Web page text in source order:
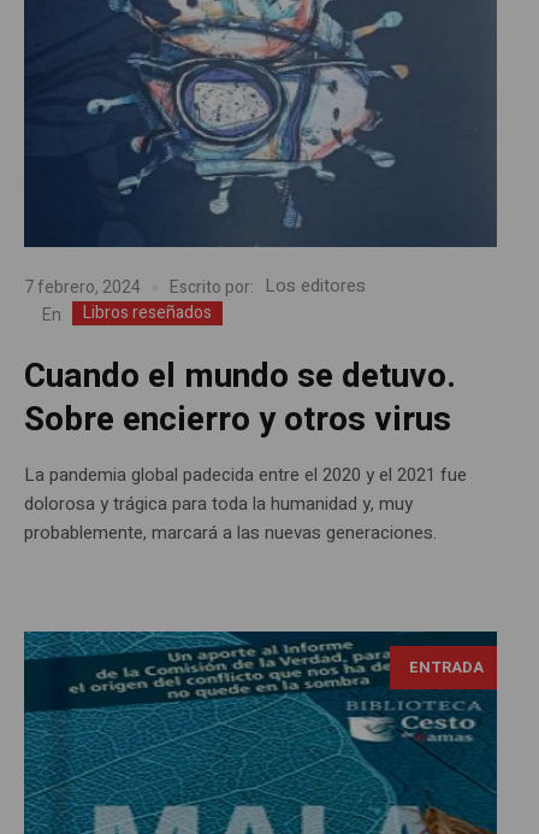
7 febrero, 2024 Escrito por: Los editores
En Libros reseñados
Cuando el mundo se detuvo.
Sobre encierro y otros virus
La pandemia global padecida entre el 2020 y el 2021 fue
dolorosa y trágica para toda la humanidad y, muy
probablemente, marcará a las nuevas generaciones.
ENTRADA